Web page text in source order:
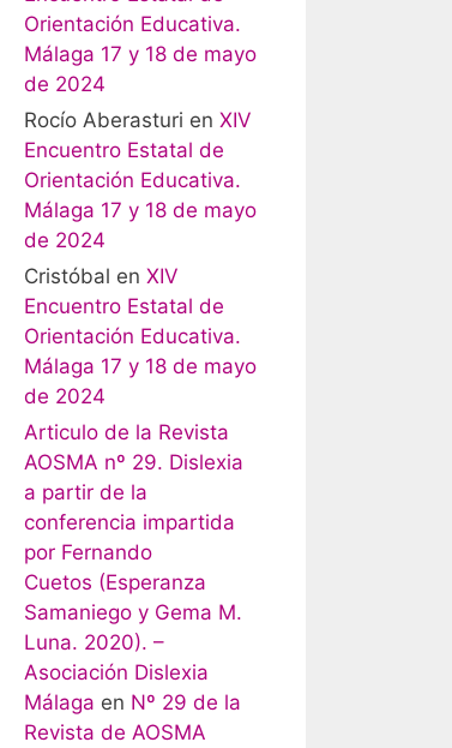
Orientación Educativa.
Málaga 17 y 18 de mayo
de 2024
Rocío Aberasturi en XIV
Encuentro Estatal de
Orientación Educativa.
Málaga 17 y 18 de mayo
de 2024
Cristóbal en XIV
Encuentro Estatal de
Orientación Educativa.
Málaga 17 y 18 de mayo
de 2024
Articulo de la Revista
AOSMA nº 29. Dislexia
a partir de la
conferencia impartida
por Fernando
Cuetos (Esperanza
Samaniego y Gema M.
Luna. 2020). –
Asociación Dislexia
Málaga en Nº 29 de la
Revista de AOSMA